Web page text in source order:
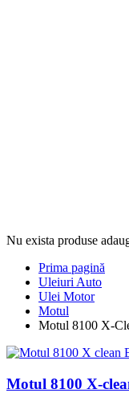
Nu exista produse
Prima pagină
Uleiuri Auto
Ulei Motor
Motul
Motul 8100 X-
Motul 8100 X-